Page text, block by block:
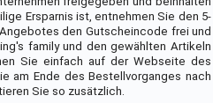
Ersparnis ist, entnehmen Sie den 5-
den Gutscheincode frei und
family und den gewählten Artikeln
Sie einfach auf der Webseite des
am Ende des Bestellvorganges nach
Sie so zusätzlich.